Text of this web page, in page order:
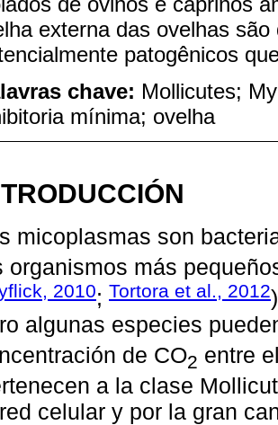
externa das ovelhas
patogênicos
chave: Mollicutes;
mínima; ovelha
micoplasmas son
organismos más
2010; Tortora et al., 2012
algunas especies
de CO2 entre
a la clase
celular y por la gran